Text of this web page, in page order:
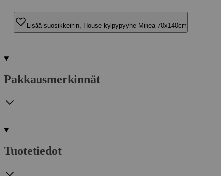
Lisää suosikkeihin, House kylpypyyhe Minea 70x140cm
Pakkausmerkinnät
Tuotetiedot